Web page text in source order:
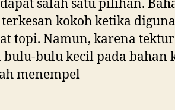
salah satu pilihan.
kokoh ketika
topi. Namun, karena tektur
bulu kecil pada bahan
menempel